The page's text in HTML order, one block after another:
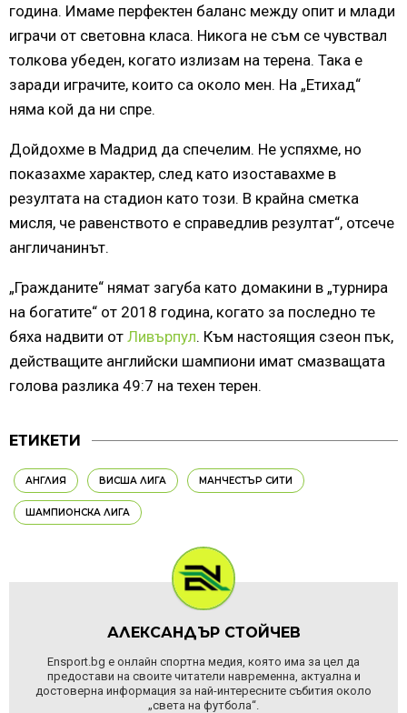
година. Имаме перфектен баланс между опит и млади
играчи от световна класа. Никога не съм се чувствал
толкова убеден, когато излизам на терена. Така е
заради играчите, които са около мен. На „Етихад“
няма кой да ни спре.
Дойдохме в Мадрид да спечелим. Не успяхме, но
показахме характер, след като изоставахме в
резултата на стадион като този. В крайна сметка
мисля, че равенството е справедлив резултат“, отсече
англичанинът.
„Гражданите“ нямат загуба като домакини в „турнира
на богатите“ от 2018 година, когато за последно те
бяха надвити от Ливърпул. Към настоящия сзеон пък,
действащите английски шампиони имат смазващата
голова разлика 49:7 на техен терен.
ЕТИКЕТИ
АНГЛИЯ ВИСША ЛИГА МАНЧЕСТЪР СИТИ
ШАМПИОНСКА ЛИГА
АЛЕКСАНДЪР СТОЙЧЕВ
Ensport.bg е онлайн спортна медия, която има за цел да
предостави на своите читатели навременна, актуална и
достоверна информация за най-интересните събития около
„света на футбола“.